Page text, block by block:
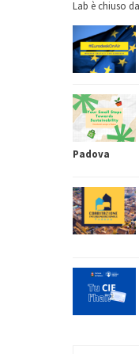
Lab è chiuso
Padova